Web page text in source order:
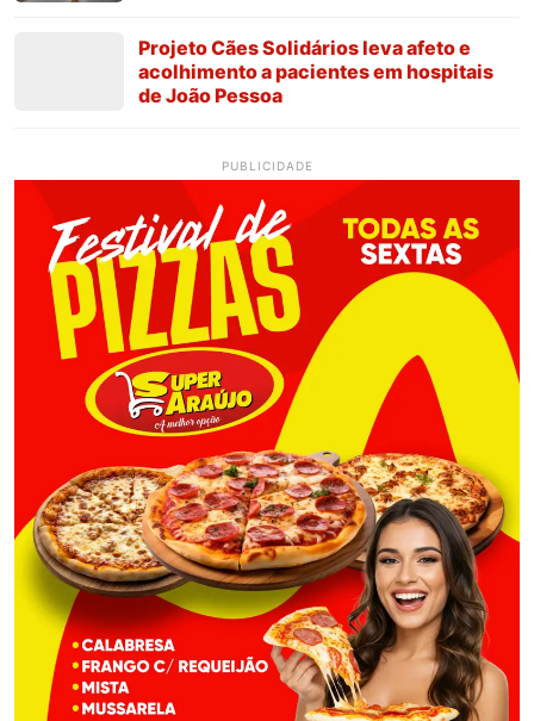
Projeto Cães Solidários leva afeto e
acolhimento a pacientes em hospitais
de João Pessoa
PUBLICIDADE